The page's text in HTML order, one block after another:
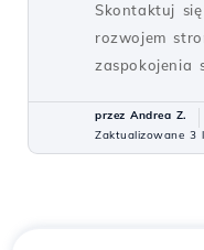
Skontaktuj
rozwojem
zaspokojenia
przez Andrea Z.
Zaktualizowane 3